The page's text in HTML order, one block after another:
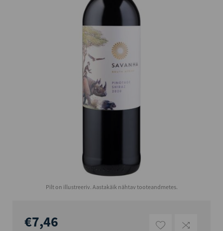
Pilt on illustreeriv. Aastakäik nähtav tooteandmetes.
€7,46